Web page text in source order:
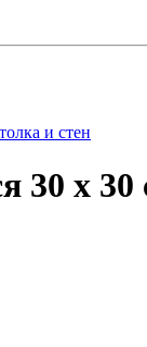
и стен
30 x 30